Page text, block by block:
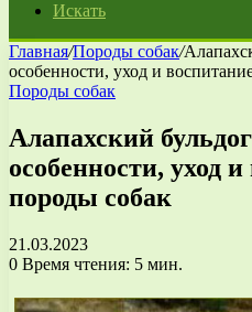
Искать
Главная/Породы собак/
особенности, уход и
Породы собак
Алапахский
особенности, уход
породы собак
21.03.2023
0 Время чтения: 5 мин.